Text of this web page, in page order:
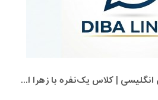
رزرو استاد خصوصی زبان انگلیسی | کلاس یک‌نفره با زهرا اسفندیاری + مشاوره رایگان